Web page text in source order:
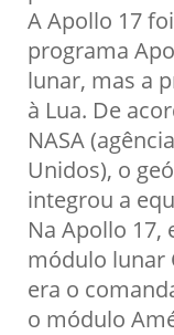
A Apollo 17
programa
lunar, mas a
à Lua. De
NASA
Unidos), o
integrou a
Na Apollo
módulo lunar
era o
o módulo